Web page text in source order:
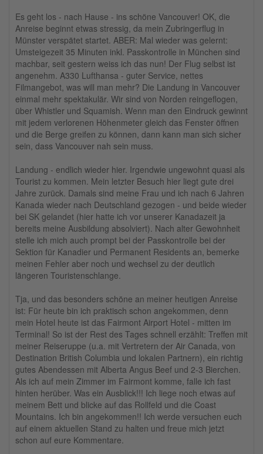
Es geht los - nach Hause - ins schöne Vancouver! OK, die
Anreise beginnt etwas stressig, da mein Zubringerflug in
Münster verspätet startet. ABER: Mal wieder was gelernt:
Umsteigezeit 35 Minuten inkl. Passkontrolle in München sind
machbar, seit gestern weiss ich das nun! Der Flug selbst ist
angenehm. A330 Lufthansa - guter Service, nettes
Filmangebot, was will man mehr? Die Landung in Vancouver
einmal mehr spektakulär. Wir sind von Norden reingeflogen,
über Whistler und Squamish. Wenn man den Eindruck gewinnt
mit jedem verlorenen Höhenmeter gleich das Fenster öffnen
und die Berge greifen zu können, dann kann man sich sicher
sein, dass Vancouver nah sein muss.
Landung - endlich wieder hier. Irgendwie ungewohnt quasi als
Tourist zu kommen. Mein letzter Besuch hier liegt gute drei
Jahre zurück. Damals sind meine Frau und ich nach 6 Jahren
Kanada wieder nach Deutschland gezogen - und beide wieder
bei SK gelandet (hier hatte ich vor unserer Kanadazeit ja
bereits meine Ausbildung absolviert). Nach alter Gewohnheit
stelle ich mich auch prompt bei der Passkontrolle bei der
Sektion für Kanadier und Permanent Residents an, bemerke
meinen Fehler aber noch und wechsel zu der deutlich
längeren Touristenschlange.
Tja, und das besonders schöne an meiner heutigen Anreise
ist: Für heute bin ich praktisch schon angekommen, denn
mein Hotel heute ist das Fairmont Airport Hotel - mitten im
Terminal! So ist der Rest des Tages schnell erzählt: Treffen mit
meiner Reiseruppe (u.a. mit Vertretern der Air Canada, von
Destination British Columbia und lokalen Partnern), ein richtig
gutes Abendessen mit Alberta Angus Beef und 2-3 Bierchen.
Als ich auf mein Zimmer im Fairmont komme, falle ich fast
hinten herüber. Was ein Ausblick!!! Ich liege noch etwas auf
meinem Bett und blicke auf das Rollfeld und die Coast
Mountains. Ich bin angekommen!! Ich werde versuchen euch
auf einem aktuellen Stand zu halten und freue mich jetzt
schon auf eure Kommentare.